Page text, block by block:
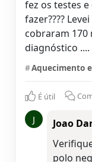
fez os testes
fazer????
cobraram 170
diagnóstico ....
#Aquecimento
É útil
J
Joao
polo